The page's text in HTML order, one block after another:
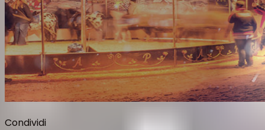
Condividi